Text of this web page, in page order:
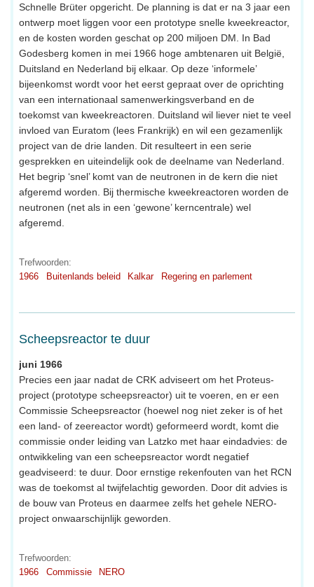
Schnelle Brüter opgericht. De planning is dat er na 3 jaar een
ontwerp moet liggen voor een prototype snelle kweekreactor,
en de kosten worden geschat op 200 miljoen DM. In Bad
Godesberg komen in mei 1966 hoge ambtenaren uit België,
Duitsland en Nederland bij elkaar. Op deze ‘informele’
bijeenkomst wordt voor het eerst gepraat over de oprichting
van een internationaal samenwerkingsverband en de
toekomst van kweekreactoren. Duitsland wil liever niet te veel
invloed van Euratom (lees Frankrijk) en wil een gezamenlijk
project van de drie landen. Dit resulteert in een serie
gesprekken en uiteindelijk ook de deelname van Nederland.
Het begrip ‘snel’ komt van de neutronen in de kern die niet
afgeremd worden. Bij thermische kweekreactoren worden de
neutronen (net als in een ‘gewone’ kerncentrale) wel
afgeremd.
Trefwoorden:
1966
Buitenlands beleid Kalkar Regering en parlement
Scheepsreactor te duur
juni 1966
Precies een jaar nadat de CRK adviseert om het Proteus-
project (prototype scheepsreactor) uit te voeren, en er een
Commissie Scheepsreactor (hoewel nog niet zeker is of het
een land- of zeereactor wordt) geformeerd wordt, komt die
commissie onder leiding van Latzko met haar eindadvies: de
ontwikkeling van een scheepsreactor wordt negatief
geadviseerd: te duur. Door ernstige rekenfouten van het RCN
was de toekomst al twijfelachtig geworden. Door dit advies is
de bouw van Proteus en daarmee zelfs het gehele NERO-
project onwaarschijnlijk geworden.
Trefwoorden:
1966
Commissie NERO